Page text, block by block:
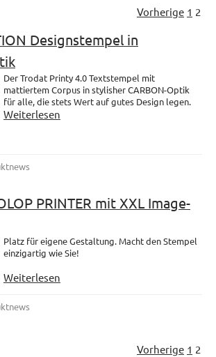
Vorherige 1 2
Designstempel in
Der Trodat Printy 4.0 Textstempel mit
mattiertem Corpus in stylisher CARBON-Optik
für alle, die stets Wert auf gutes Design legen.
Weiterlesen
PRINTER mit XXL Image-
Platz für eigene Gestaltung. Macht den Stempel
einzigartig wie Sie!
Weiterlesen
Vorherige 1 2